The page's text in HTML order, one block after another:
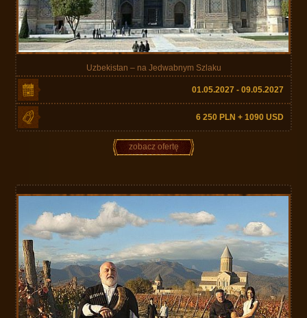
Uzbekistan – na Jedwabnym Szlaku
01.05.2027 - 09.05.2027
6 250 PLN + 1090 USD
zobacz ofertę